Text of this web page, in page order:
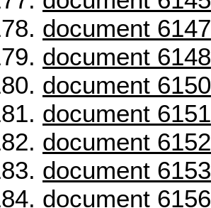
document 6147
document 6148
document 6150
document 6151
document 6152
document 6153
document 6156